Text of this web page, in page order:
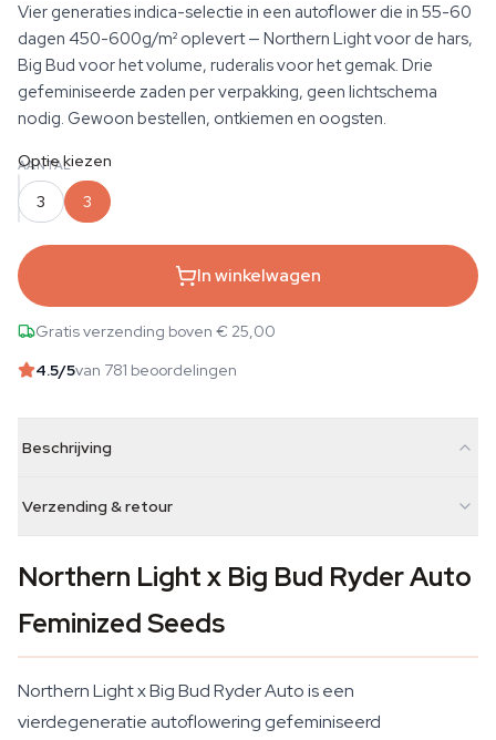
Vier generaties indica-selectie in een autoflower die in 55-60
dagen 450-600g/m² oplevert — Northern Light voor de hars,
Big Bud voor het volume, ruderalis voor het gemak. Drie
gefeminiseerde zaden per verpakking, geen lichtschema
nodig. Gewoon bestellen, ontkiemen en oogsten.
AANTAL
Optie kiezen
3 3
In winkelwagen
Gratis verzending boven € 25,00
4.5/5van 781 beoordelingen
Beschrijving
Verzending & retour
Northern Light x Big Bud Ryder Auto
Feminized Seeds
Northern Light x Big Bud Ryder Auto is een
vierdegeneratie autoflowering gefeminiseerd